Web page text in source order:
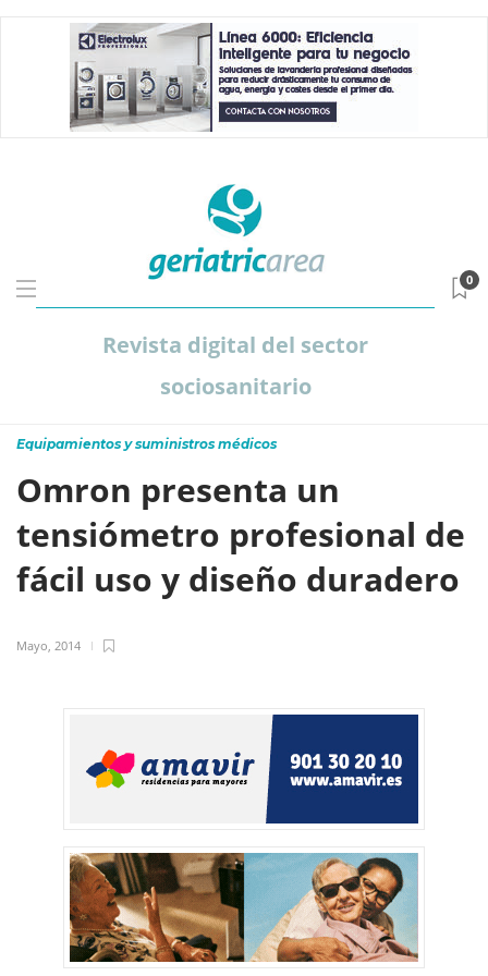
Revista digital del sector
sociosanitario
0
Equipamientos y suministros médicos
Omron presenta un
tensiómetro profesional de
fácil uso y diseño duradero
Mayo, 2014